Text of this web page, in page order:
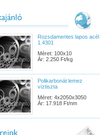
Rozsdamentes lapos acél
1.4301
Méret: 100x10
Ár: 2.250 Ft/kg
Polikarbonát lemez
víztiszta
Méret: 4x2050x3050
Ár: 17.918 Ft/nm